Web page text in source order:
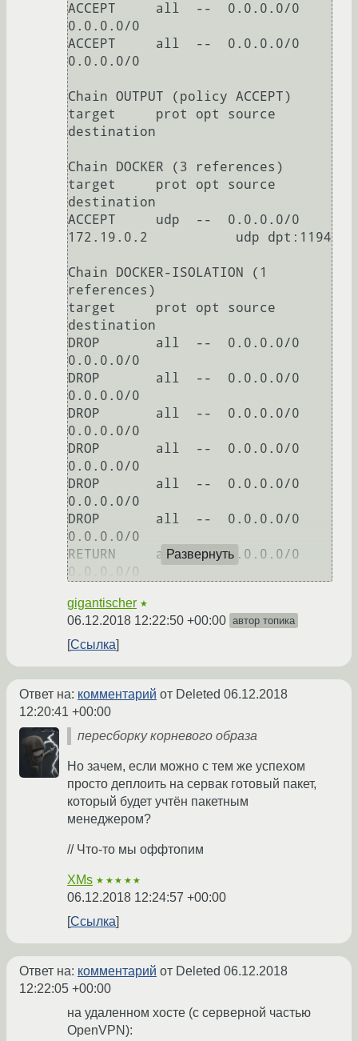
ACCEPT     all  --  0.0.0.0/0
0.0.0.0/0
ACCEPT     all  --  0.0.0.0/0
0.0.0.0/0
Chain OUTPUT (policy ACCEPT)
target     prot opt source
destination
Chain DOCKER (3 references)
target     prot opt source
destination
ACCEPT     udp  --  0.0.0.0/0
172.19.0.2           udp dpt:1194
Chain DOCKER-ISOLATION (1
references)
target     prot opt source
destination
DROP       all  --  0.0.0.0/0
0.0.0.0/0
DROP       all  --  0.0.0.0/0
0.0.0.0/0
DROP       all  --  0.0.0.0/0
0.0.0.0/0
DROP       all  --  0.0.0.0/0
0.0.0.0/0
DROP       all  --  0.0.0.0/0
0.0.0.0/0
DROP       all  --  0.0.0.0/0
0.0.0.0/0
RETURN     all  --  0.0.0.0/0
Развернуть
gigantischer ★
06.12.2018 12:22:50 +00:00 автор топика
Ссылка
Ответ на: комментарий от Deleted 06.12.2018
12:20:41 +00:00
пересборку корневого образа
Но зачем, если можно с тем же успехом
просто деплоить на сервак готовый пакет,
который будет учтён пакетным
менеджером?
// Что-то мы оффтопим
XMs ★★★★★
06.12.2018 12:24:57 +00:00
Ссылка
Ответ на: комментарий от Deleted 06.12.2018
12:22:05 +00:00
на удаленном хосте (с серверной частью
OpenVPN):